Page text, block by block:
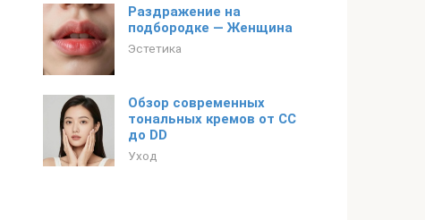
Раздражение на
подбородке — Женщина
Эстетика
Обзор современных
тональных кремов от CC
до DD
Уход